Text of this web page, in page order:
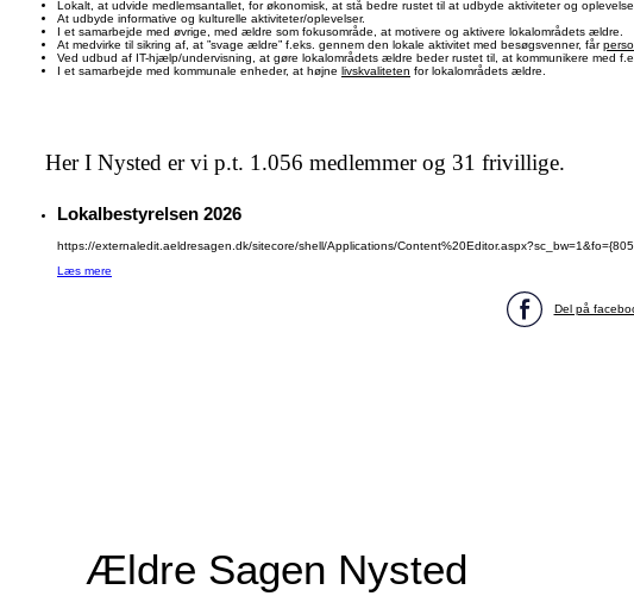
Lokalt, at udvide medlemsantallet, for økonomisk, at stå bedre rustet til at udbyde aktiviteter og
At udbyde informative og kulturelle aktiviteter/oplevelser.
I et samarbejde med øvrige, med ældre som fokusområde, at motivere og aktivere lokalområdets ældre.
At medvirke til sikring af, at ”svage ældre” f.eks. gennem den lokale aktivitet med besøgsvenner, får
Ved udbud af IT-hjælp/undervisning, at gøre lokalområdets ældre beder rustet til, at kommunikere med
I et samarbejde med kommunale enheder, at højne livskvaliteten for lokalområdets ældre.
Her I Nysted er vi p.t. 1.056 medlemmer og 31 frivillige.
Lokalbestyrelsen 2026
https://externaledit.aeldresagen.dk/sitecore/shell/Applications/
Læs mere
Del på
Ældre Sagen Nysted